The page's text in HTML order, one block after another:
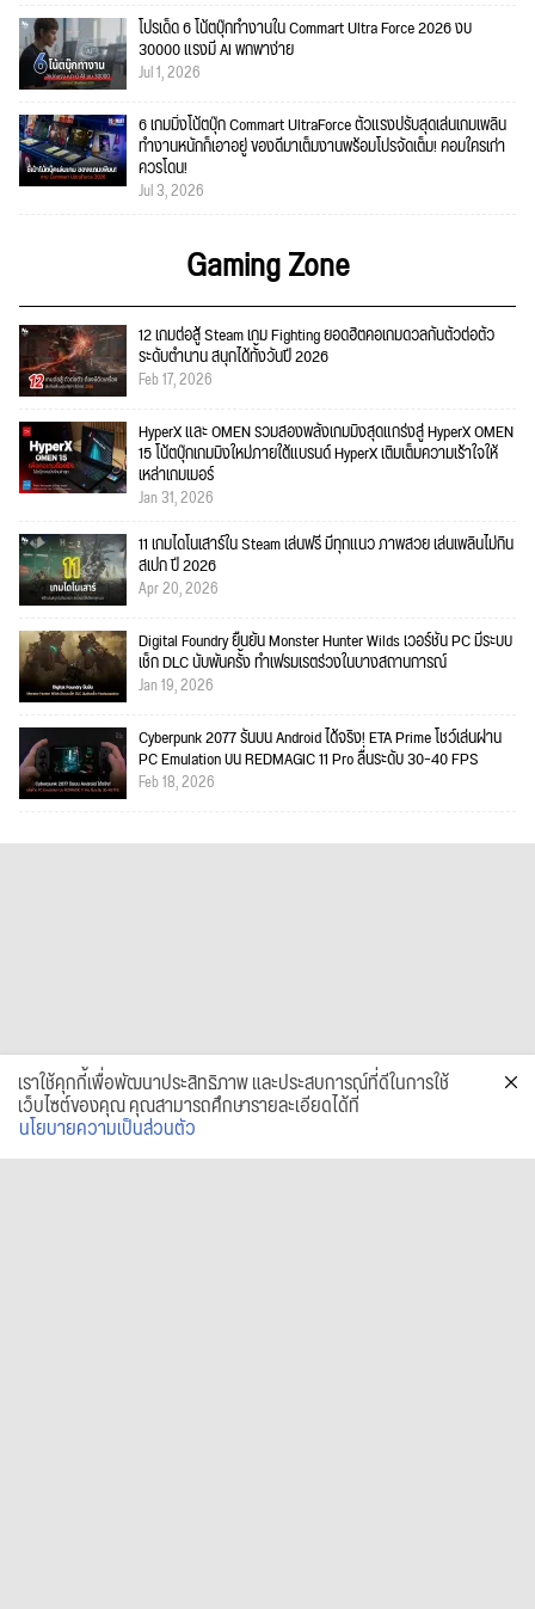
โปรเด็ด 6 โน้ตบุ๊กทำงานใน Commart Ultra Force 2026 งบ
30000 แรงมี AI พกพาง่าย
Jul 1, 2026
6 เกมมิ่งโน้ตบุ๊ก Commart UltraForce ตัวแรงปรับสุดเล่นเกมเพลิน
ทำงานหนักก็เอาอยู่ ของดีมาเต็มงานพร้อมโปรจัดเต็ม! คอมใครเก่า
ควรโดน!
Jul 3, 2026
Gaming Zone
12 เกมต่อสู้ Steam เกม Fighting ยอดฮิตคอเกมดวลกันตัวต่อตัว
ระดับตำนาน สนุกได้ทั้งวันปี 2026
Feb 17, 2026
HyperX และ OMEN รวมสองพลังเกมมิงสุดแกร่งสู่ HyperX OMEN
15 โน้ตบุ๊กเกมมิงใหม่ภายใต้แบรนด์ HyperX เติมเต็มความเร้าใจให้
เหล่าเกมเมอร์
Jan 31, 2026
11 เกมไดโนเสาร์ใน Steam เล่นฟรี มีทุกแนว ภาพสวย เล่นเพลินไม่กิน
สเปก ปี 2026
Apr 20, 2026
Digital Foundry ยืนยัน Monster Hunter Wilds เวอร์ชัน PC มีระบบ
เช็ก DLC นับพันครั้ง ทำเฟรมเรตร่วงในบางสถานการณ์
Jan 19, 2026
Cyberpunk 2077 รันบน Android ได้จริง! ETA Prime โชว์เล่นผ่าน
PC Emulation บน REDMAGIC 11 Pro ลื่นระดับ 30–40 FPS
Feb 18, 2026
เราใช้คุกกี้เพื่อพัฒนาประสิทธิภาพ และประสบการณ์ที่ดีในการใช้
เว็บไซต์ของคุณ คุณสามารถศึกษารายละเอียดได้ที่
นโยบายความเป็นส่วนตัว